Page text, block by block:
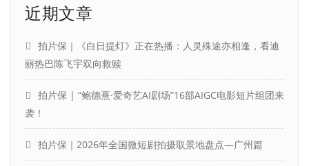
近期文章
拍片保｜《白日提灯》正在热播：人灵殊途亦相逢，看迪
丽热巴陈飞宇双向救赎
拍片保 | “鲍德熹·爱奇艺AI剧场”16部AIGC电影短片组团来
袭！
拍片保｜2026年全国微短剧拍摄取景地盘点—广州篇